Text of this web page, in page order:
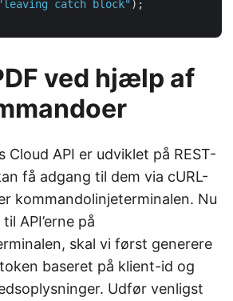
catch block" );
ved hjælp af
Cloud API er udviklet på REST-
få adgang til dem via cURL-
kommandolinjeterminalen. Nu
API’erne på
skal vi først generere
baseret på klient-id og
Udfør venligst